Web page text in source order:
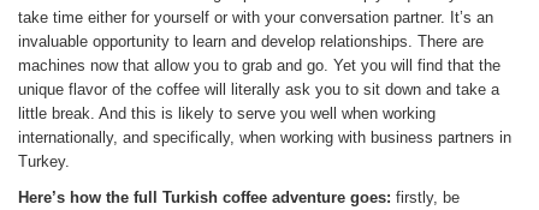
take time either for yourself or with your conversation partner. It’s an
invaluable opportunity to learn and develop relationships. There are
machines now that allow you to grab and go. Yet you will find that the
unique flavor of the coffee will literally ask you to sit down and take a
little break. And this is likely to serve you well when working
internationally, and specifically, when working with business partners in
Turkey.
Here’s how the full Turkish coffee adventure goes: firstly, be